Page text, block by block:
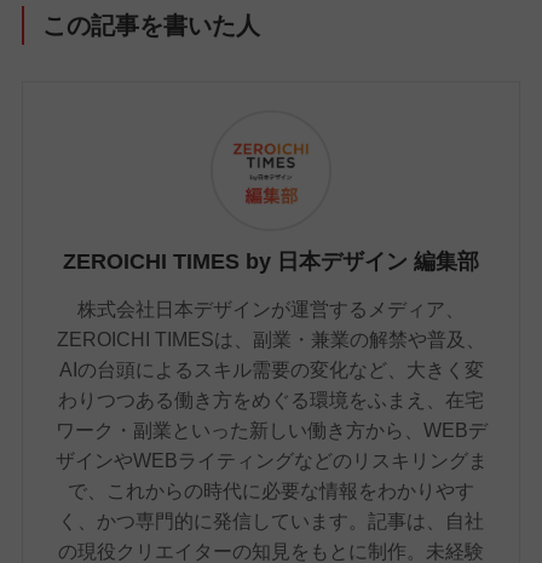
この記事を書いた人
ZEROICHI TIMES by 日本デザイン 編集部
株式会社日本デザインが運営するメディア、
ZEROICHI TIMESは、副業・兼業の解禁や普及、
AIの台頭によるスキル需要の変化など、大きく変
わりつつある働き方をめぐる環境をふまえ、在宅
ワーク・副業といった新しい働き方から、WEBデ
ザインやWEBライティングなどのリスキリングま
で、これからの時代に必要な情報をわかりやす
く、かつ専門的に発信しています。記事は、自社
の現役クリエイターの知見をもとに制作。未経験